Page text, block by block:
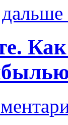
Как